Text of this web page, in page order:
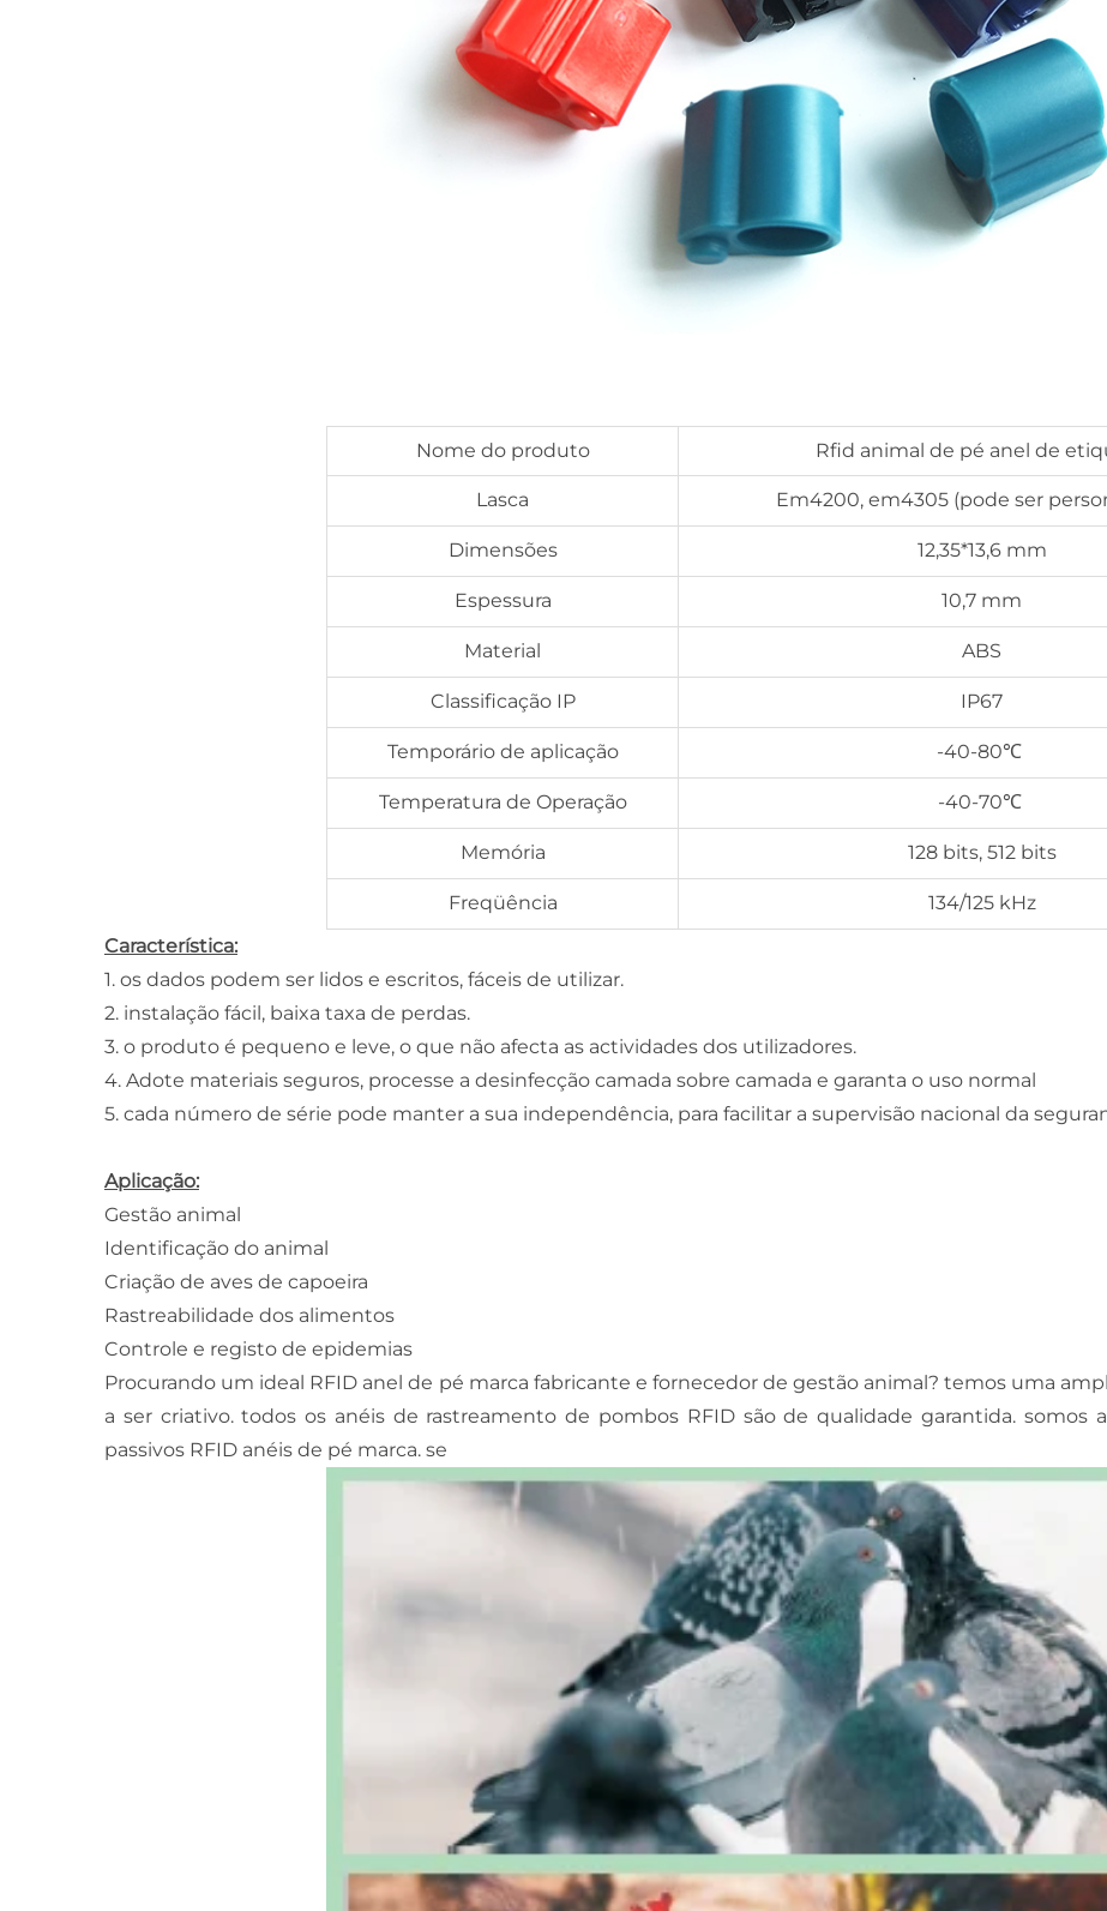
Nome do produto Rfid animal de pé anel de
Lasca Em4200, em4305 (pode ser
Dimensões 12,35*13,6 mm
Espessura 10,7 mm
Material ABS
Classificação IP IP67
Temporário de aplicação -40-80℃
Temperatura de Operação -40-70℃
Memória 128 bits, 512 bits
Freqüência
134/125 kHz
Característica:
1. os dados podem ser lidos e escritos, fáceis de utilizar.
2. instalação fácil, baixa taxa de perdas.
3. o produto é pequeno e leve, o que não afecta as actividades dos utilizadores.
4. Adote materiais seguros, processe a desinfecção camada sobre camada e garanta o uso normal
5. cada número de série pode manter a sua independência, para facilitar a supervisão nacional da
Aplicação:
Gestão animal
Identificação do animal
Criação de aves de capoeira
Rastreabilidade dos alimentos
Controle e registo de epidemias
Procurando um ideal RFID anel de pé marca fabricante e fornecedor de gestão animal? temos uma
a ser criativo. todos os anéis de rastreamento de pombos RFID são de qualidade garantida.
passivos RFID anéis de pé marca. se